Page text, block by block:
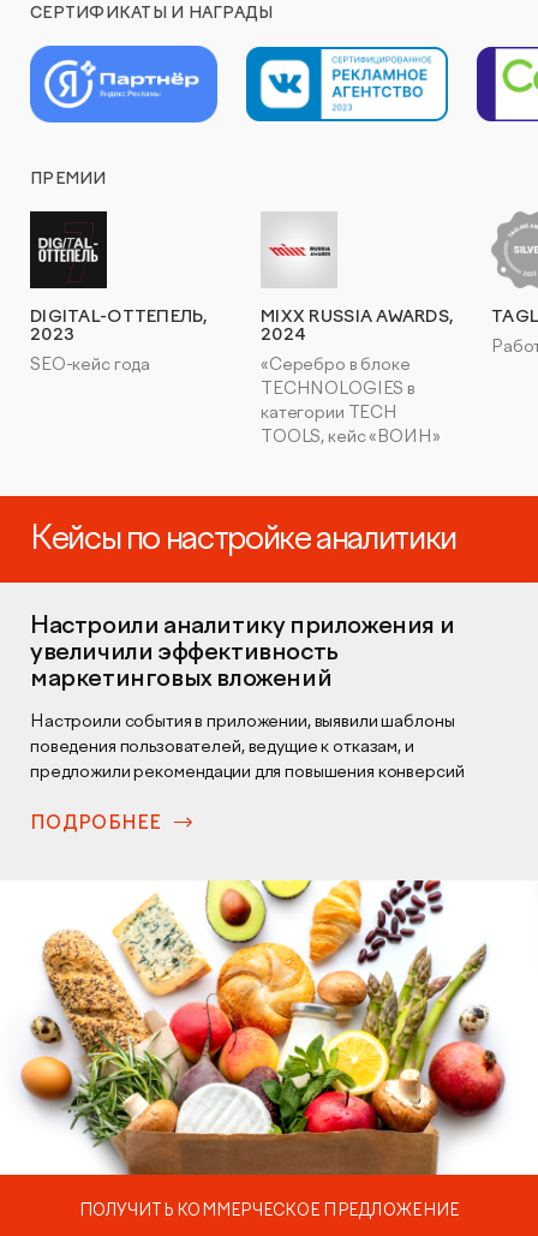
СЕРТИФИКАТЫ И НАГРАДЫ
ПРЕМИИ
DIGITAL-ОТТЕПЕЛЬ,
2023
SEO-кейс года
MIXX RUSSIA AWARDS,
2024
«Серебро в блоке
TECHNOLOGIES в
категории TECH
TOOLS, кейс «ВОИН»
Кейсы по настройке аналитики
Настроили аналитику приложения и
увеличили эффективность
маркетинговых вложений
Настроили события в приложении, выявили шаблоны
поведения пользователей, ведущие к отказам, и
предложили рекомендации для повышения конверсий
ПОДРОБНЕЕ
ПОЛУЧИТЬ КОММЕРЧЕСКОЕ ПРЕДЛОЖЕНИЕ